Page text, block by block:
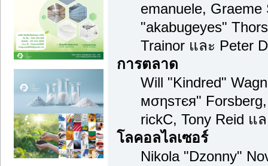
emanuele, Graeme
"akabugeyes"
Trainor และ Peter
การตลาด
Will "Kindred"
мσηѕтєя"
rickC, Tony Reid แ
โลคอลไลเซอร์
Nikola "Dzonny"